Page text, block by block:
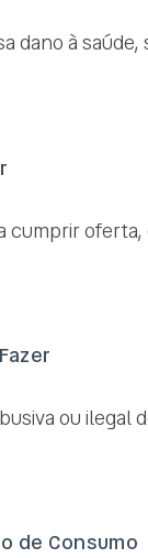
dano à
oferta,
ou ilegal
de Consumo